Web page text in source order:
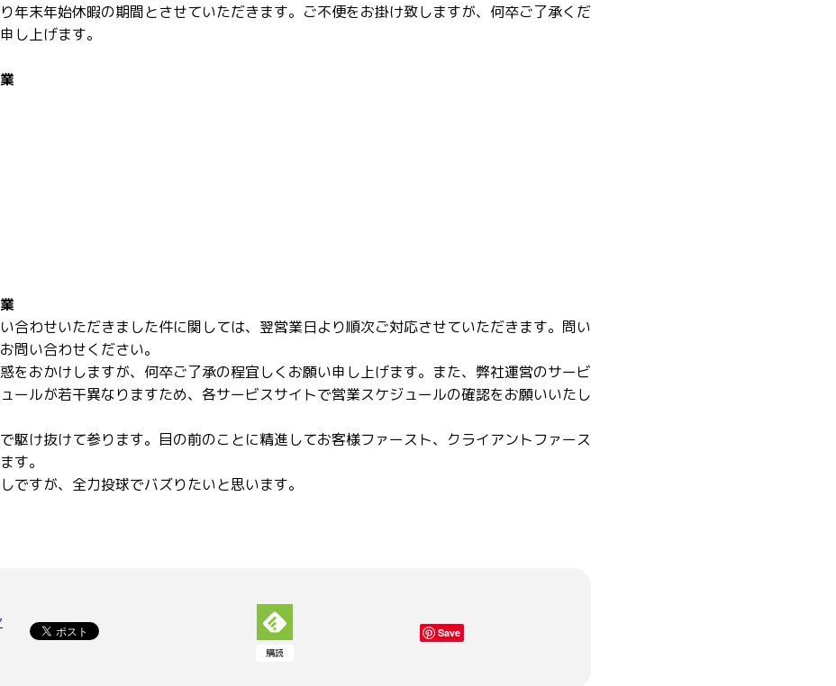
年末年始休暇の期間とさせていただきます。ご不便をお掛け致しますが、何卒ご了承くだ
し上げます。
合わせいただきました件に関しては、翌営業日より順次ご対応させていただきます。問い
問い合わせください。
をおかけしますが、何卒ご了承の程宜しくお願い申し上げます。また、弊社運営のサービ
ールが若干異なりますため、各サービスサイトで営業スケジュールの確認をお願いいたし
駆け抜けて参ります。目の前のことに精進してお客様ファースト、クライアントファース
す。
ですが、全力投球でバズりたいと思います。
購読
Save